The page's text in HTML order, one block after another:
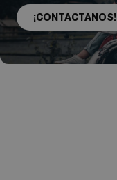
¡CONTACTANOS!